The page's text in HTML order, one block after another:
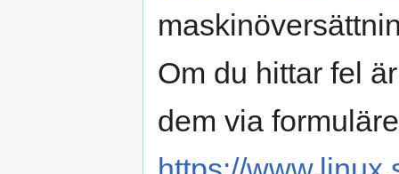
Om du hittar fel
dem via